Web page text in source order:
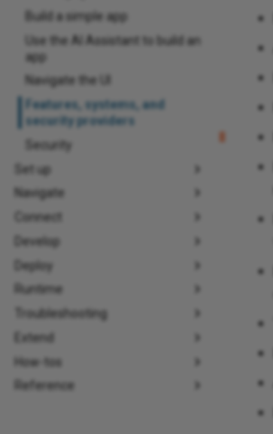
Build a simple app
Use the AI Assistant to build an
app
Navigate the UI
Features, systems, and
security providers
Security
Set up
Navigate
Connect
Develop
Deploy
Runtime
Troubleshooting
Extend
How-tos
Reference